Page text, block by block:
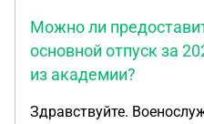
Можно ли
основной отпуск за
из академии?
Здравствуйте.